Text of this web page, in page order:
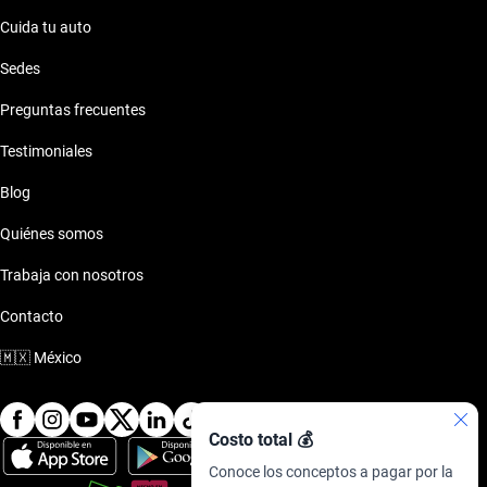
Costo total 💰
Conoce los conceptos a pagar por la
Cuida tu auto
Sedes
Preguntas frecuentes
Testimoniales
Blog
Quiénes somos
Trabaja con nosotros
Contacto
🇲🇽 México